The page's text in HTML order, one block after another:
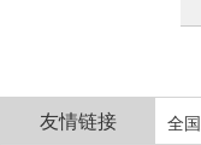
友情链接 全